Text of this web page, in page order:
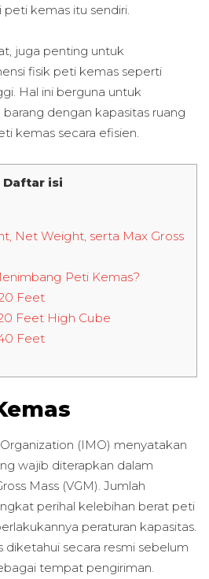
kemas itu sendiri.
juga penting untuk
fisik peti kemas seperti
Hal ini berguna untuk
dengan kapasitas ruang
kemas secara efisien.
Daftar isi
Net Weight, serta Max Gross
Peti Kemas?
Feet
Feet High Cube
Feet
(IMO) menyatakan
wajib diterapkan dalam
Mass (VGM). Jumlah
perihal kelebihan berat peti
peraturan kapasitas.
diketahui secara resmi sebelum
tempat pengiriman.